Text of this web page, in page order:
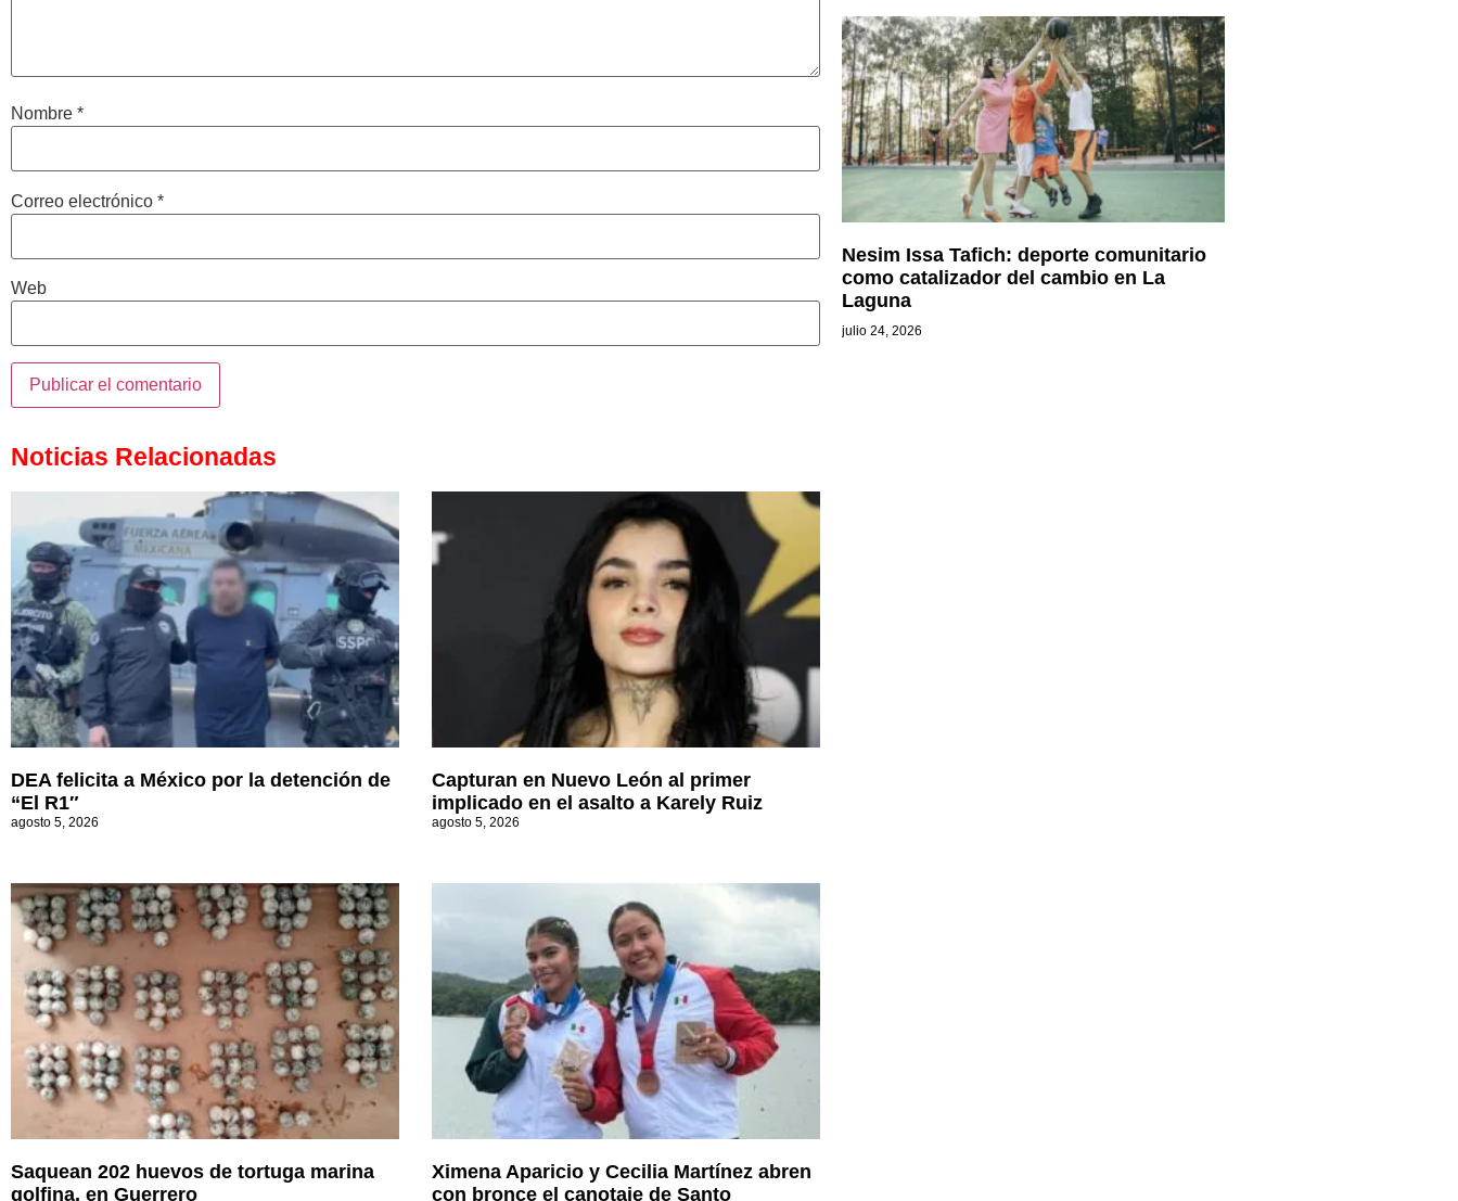
Nombre *
Correo electrónico *
Web
Noticias Relacionadas
DEA felicita a México por la detención de
“El R1″
agosto 5, 2026
Capturan en Nuevo León al primer
implicado en el asalto a Karely Ruiz
agosto 5, 2026
Saquean 202 huevos de tortuga marina
golfina, en Guerrero
Ximena Aparicio y Cecilia Martínez abren
con bronce el canotaje de Santo
Nesim Issa Tafich: deporte comunitario
como catalizador del cambio en La
Laguna
julio 24, 2026